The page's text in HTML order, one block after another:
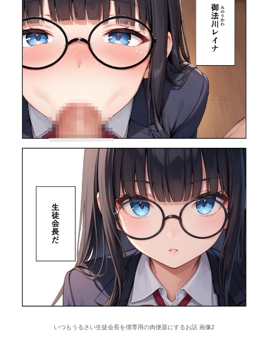
いつもうるさい生徒会長を僕専用の肉便器にするお話 画像2